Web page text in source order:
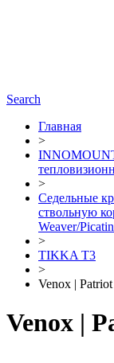
Search
Главная
>
>
Седельные
ствольную
Weaver/
>
TIKKA T3
>
Venox | Patriot
Venox |